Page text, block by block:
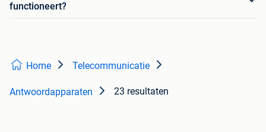
functioneert?
Home Telecommunicatie
Antwoordapparaten 23 resultaten